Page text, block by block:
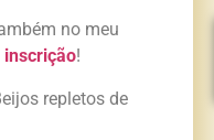
no meu
inscrição!
repletos de